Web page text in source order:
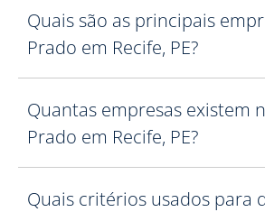
Quais são as principais
Prado em Recife, PE?
Quantas empresas existem
Prado em Recife, PE?
Quais critérios usados para